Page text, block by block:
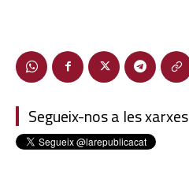
Segueix-nos a les xarxes